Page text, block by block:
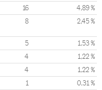
16 4,89 %
8 2,45 %
5 1,53 %
4 1,22 %
4 1,22 %
1 0,31 %